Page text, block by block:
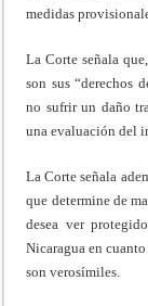
medidas
La Corte señala
son sus “derechos
no sufrir un daño
una evaluación del
La Corte señala
que determine de
desea ver
Nicaragua en
son verosímiles.